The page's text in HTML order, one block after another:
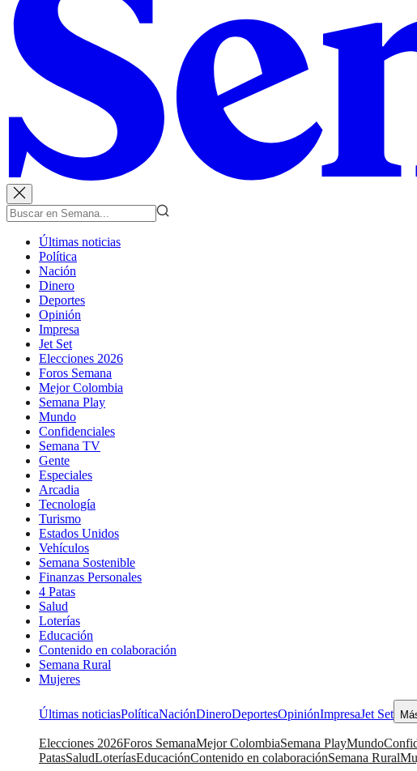
Últimas noticias
Política
Nación
Dinero
Deportes
Opinión
Impresa
Jet Set
Elecciones 2026
Foros Semana
Mejor Colombia
Semana Play
Mundo
Confidenciales
Semana TV
Gente
Especiales
Arcadia
Tecnología
Turismo
Estados Unidos
Vehículos
Semana Sostenible
Finanzas Personales
4 Patas
Salud
Loterías
Educación
Contenido en colaboración
Semana Rural
Mujeres
Últimas noticiasPolíticaNaciónDineroDeportesOpiniónImpresaJet Set
Elecciones 2026Foros SemanaMejor ColombiaSemana PlayMundo
PatasSaludLoteríasEducaciónContenido en colaboraciónSemana Rural